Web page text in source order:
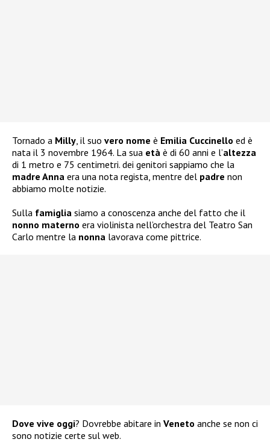
Tornado a Milly , il suo vero nome è Emilia Cuccinello ed è
nata il 3 novembre 1964. La sua età è di 60 anni e l’altezza
di 1 metro e 75 centimetri. dei genitori sappiamo che la
madre Anna era una nota regista, mentre del padre non
abbiamo molte notizie.
Sulla famiglia siamo a conoscenza anche del fatto che il
nonno materno era violinista nell’orchestra del Teatro San
Carlo mentre la nonna lavorava come pittrice.
Dove vive oggi? Dovrebbe abitare in Veneto anche se non ci
sono notizie certe sul web.